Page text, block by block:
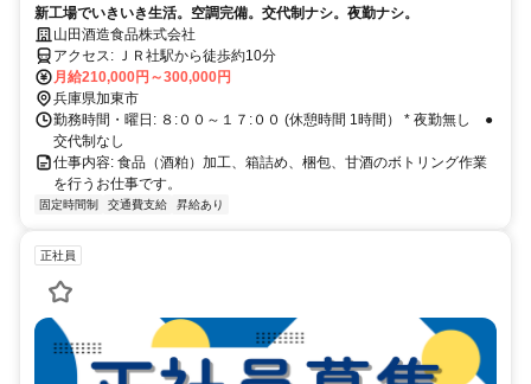
新工場でいきいき生活。空調完備。交代制ナシ。夜勤ナシ。
山田酒造食品株式会社
アクセス: ＪＲ社駅から徒歩約10分
月給210,000円～300,000円
兵庫県加東市
勤務時間・曜日: ８:００～１７:００ (休憩時間 1時間） * 夜勤無し ●
交代制なし
仕事内容: 食品（酒粕）加工、箱詰め、梱包、甘酒のボトリング作業
を行うお仕事です。
固定時間制 交通費支給 昇給あり
正社員